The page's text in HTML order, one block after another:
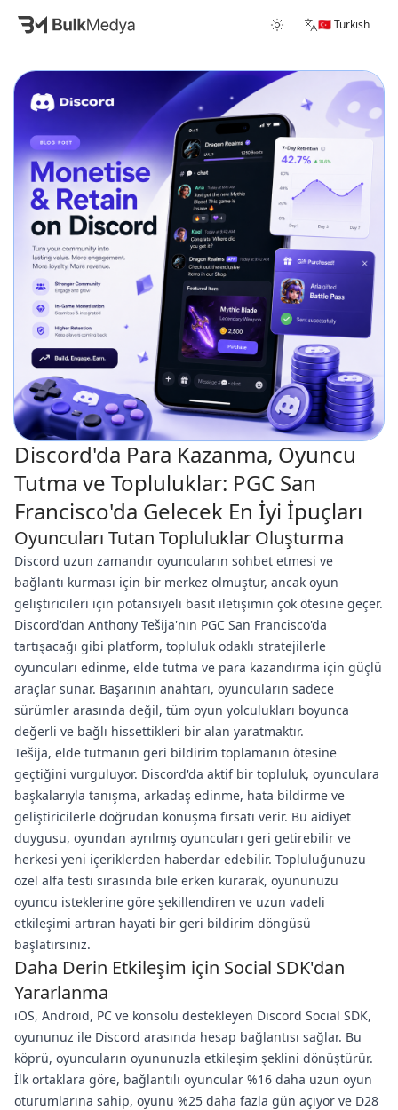
🇹🇷 Turkish
Discord'da Para Kazanma, Oyuncu
Tutma ve Topluluklar: PGC San
Francisco'da Gelecek En İyi İpuçları
Oyuncuları Tutan Topluluklar Oluşturma
Discord uzun zamandır oyuncuların sohbet etmesi ve
bağlantı kurması için bir merkez olmuştur, ancak oyun
geliştiricileri için potansiyeli basit iletişimin çok ötesine geçer.
Discord'dan Anthony Tešija'nın PGC San Francisco'da
tartışacağı gibi platform, topluluk odaklı stratejilerle
oyuncuları edinme, elde tutma ve para kazandırma için güçlü
araçlar sunar. Başarının anahtarı, oyuncuların sadece
sürümler arasında değil, tüm oyun yolculukları boyunca
değerli ve bağlı hissettikleri bir alan yaratmaktır.
Tešija, elde tutmanın geri bildirim toplamanın ötesine
geçtiğini vurguluyor. Discord'da aktif bir topluluk, oyunculara
başkalarıyla tanışma, arkadaş edinme, hata bildirme ve
geliştiricilerle doğrudan konuşma fırsatı verir. Bu aidiyet
duygusu, oyundan ayrılmış oyuncuları geri getirebilir ve
herkesi yeni içeriklerden haberdar edebilir. Topluluğunuzu
özel alfa testi sırasında bile erken kurarak, oyununuzu
oyuncu isteklerine göre şekillendiren ve uzun vadeli
etkileşimi artıran hayati bir geri bildirim döngüsü
başlatırsınız.
Daha Derin Etkileşim için Social SDK'dan
Yararlanma
iOS, Android, PC ve konsolu destekleyen Discord Social SDK,
oyununuz ile Discord arasında hesap bağlantısı sağlar. Bu
köprü, oyuncuların oyununuzla etkileşim şeklini dönüştürür.
İlk ortaklara göre, bağlantılı oyuncular %16 daha uzun oyun
oturumlarına sahip, oyunu %25 daha fazla gün açıyor ve D28